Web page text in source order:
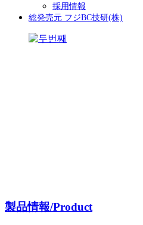
採用情報
総発売元 フジBC技研(株)
製品情報/Product